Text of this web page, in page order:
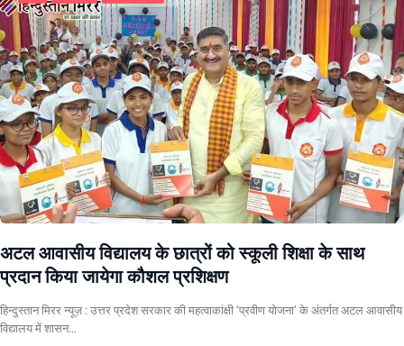
अटल आवासीय विद्यालय के छात्रों को स्कूली शिक्षा के साथ
प्रदान किया जायेगा कौशल प्रशिक्षण
हिन्दुस्तान मिरर न्यूज़ : उत्तर प्रदेश सरकार की महत्वाकांक्षी ‘प्रवीण योजना’ के अंतर्गत अटल आवासीय
विद्यालय में शासन…